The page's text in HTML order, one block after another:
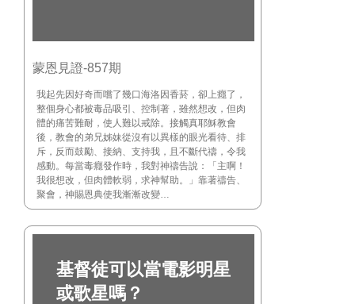
蒙恩見證-857期
我起先因好奇而嚐了幾口海洛因香菸，卻上癮了，
整個身心都被毒品吸引、控制著，雖然想改，但肉
體的痛苦難耐，使人難以戒除。接觸真耶穌教會
後，教會的弟兄姊妹從沒有以異樣的眼光看待、排
斥，反而鼓勵、接納、支持我，且不斷代禱，令我
感動。每當毒癮發作時，我對神禱告說：「主啊！
我很想改，但肉體軟弱，求神幫助。」靠著禱告、
聚會，神賜恩典使我漸漸改變…
基督徒可以當電影明星
或歌星嗎？